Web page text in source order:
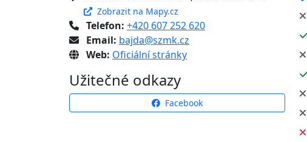
Zobrazit na Mapy.cz
Telefon: +420 607 252 620
Email: bajda@szmk.cz
Web: Oficiální stránky
Užitečné odkazy
Facebook